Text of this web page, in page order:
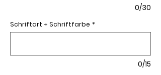
0/30
Schriftart + Schriftfarbe *
0/15